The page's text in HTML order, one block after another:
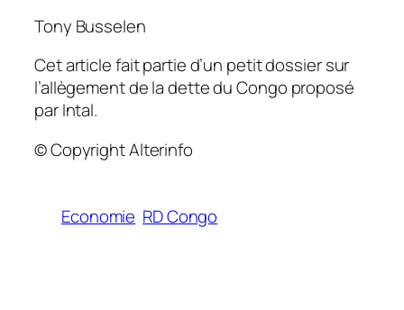
Tony Busselen
Cet article fait partie d’un petit dossier sur
l’allègement de la dette du Congo proposé
par Intal.
© Copyright Alterinfo
Economie RD Congo